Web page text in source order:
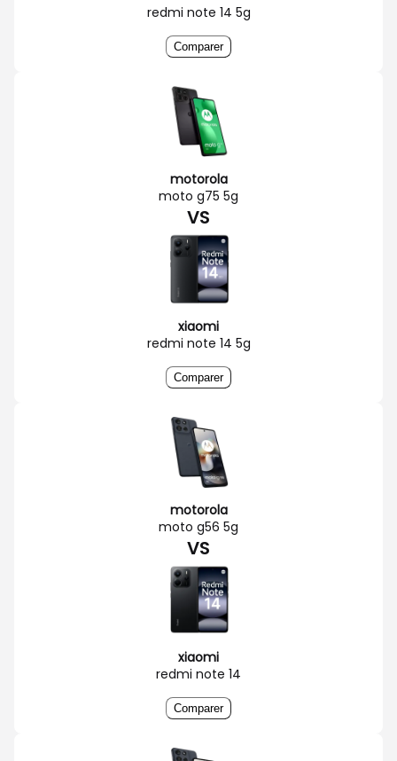
redmi note 14 5g
Comparer
motorola
moto g75 5g
VS
xiaomi
redmi note 14 5g
Comparer
motorola
moto g56 5g
VS
xiaomi
redmi note 14
Comparer